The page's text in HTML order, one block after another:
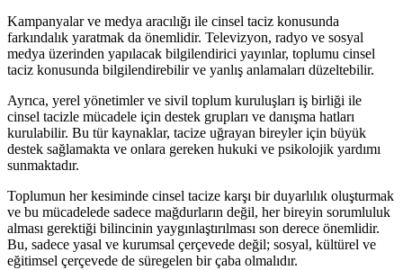
Kampanyalar ve medya aracılığı ile cinsel taciz konusunda
farkındalık yaratmak da önemlidir. Televizyon, radyo ve sosyal
medya üzerinden yapılacak bilgilendirici yayınlar, toplumu cinsel
taciz konusunda bilgilendirebilir ve yanlış anlamaları düzeltebilir.
Ayrıca, yerel yönetimler ve sivil toplum kuruluşları iş birliği ile
cinsel tacizle mücadele için destek grupları ve danışma hatları
kurulabilir. Bu tür kaynaklar, tacize uğrayan bireyler için büyük
destek sağlamakta ve onlara gereken hukuki ve psikolojik yardımı
sunmaktadır.
Toplumun her kesiminde cinsel tacize karşı bir duyarlılık oluşturmak
ve bu mücadelede sadece mağdurların değil, her bireyin sorumluluk
alması gerektiği bilincinin yaygınlaştırılması son derece önemlidir.
Bu, sadece yasal ve kurumsal çerçevede değil; sosyal, kültürel ve
eğitimsel çerçevede de süregelen bir çaba olmalıdır.